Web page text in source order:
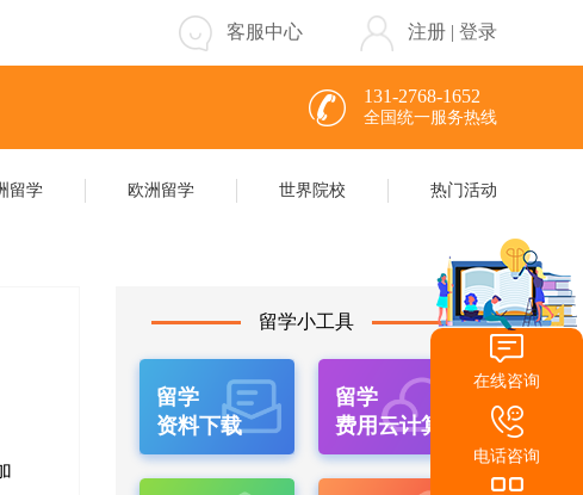
客服中心 注册 | 登录
131-2768-1652
全国统一服务热线
留学 欧洲留学 世界院校 热门活动
留学小工具
留学
资料下载
留学
费用云计算
在线咨询
电话咨询